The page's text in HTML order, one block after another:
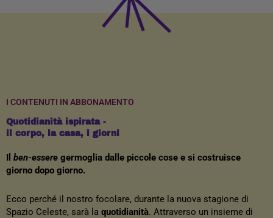
I CONTENUTI IN ABBONAMENTO
Quotidianità ispirata -
il corpo, la casa, i giorni
Il ben-essere germoglia dalle piccole cose e si costruisce
giorno dopo giorno.
Ecco perché il nostro focolare, durante la nuova stagione di
Spazio Celeste, sarà la quotidianità. Attraverso un insieme di